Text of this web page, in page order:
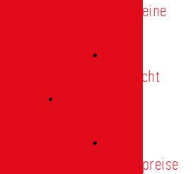
Allgemeine
Übersicht
Förderpreise